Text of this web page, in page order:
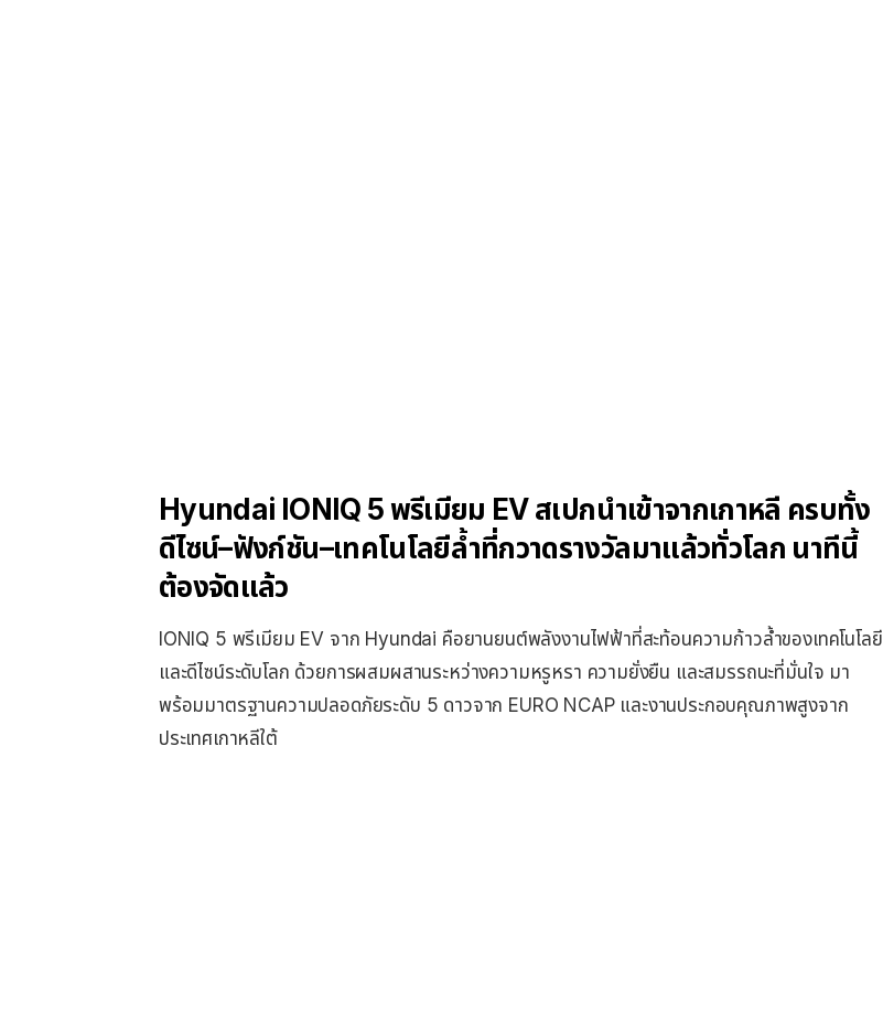
Hyundai IONIQ 5พรีเมียม EVสเปกนำเข้าจากเกาหลี ครบทั้ง
ดีไซน์–ฟังก์ชัน–เทคโนโลยีล้ำที่กวาดรางวัลมาแล้วทั่วโลก นาทีนี้
ต้องจัดแล้ว
IONIQ 5 พรีเมียม EV จาก Hyundai คือยานยนต์พลังงานไฟฟ้าที่สะท้อนความก้าวล้ำของเทคโนโลยี
และดีไซน์ระดับโลก ด้วยการผสมผสานระหว่างความหรูหรา ความยั่งยืน และสมรรถนะที่มั่นใจ มา
พร้อมมาตรฐานความปลอดภัยระดับ 5 ดาวจาก EURO NCAP และงานประกอบคุณภาพสูงจาก
ประเทศเกาหลีใต้